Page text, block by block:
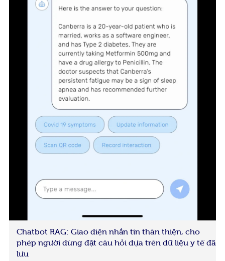
Chatbot RAG: Giao diện nhắn tin thân thiện, cho
phép người dùng đặt câu hỏi dựa trên dữ liệu y tế đã
lưu